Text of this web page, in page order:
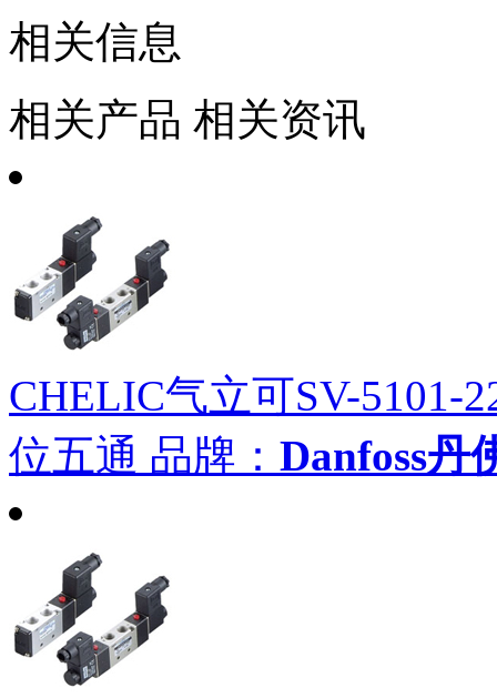
相关信息
相关产品 相关资讯
CHELIC气立可SV-5101-
位五通 品牌： Danfoss丹